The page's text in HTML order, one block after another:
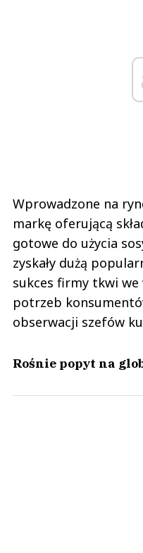
Wprowadzone na
markę oferującą
gotowe do użycia
zyskały dużą
sukces firmy tkwi we
potrzeb
obserwacji szefów
Rośnie popyt na